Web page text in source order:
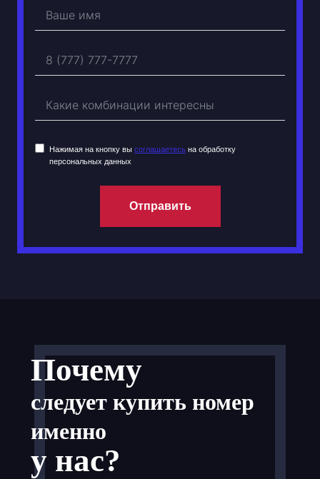
Нажимая на кнопку вы соглашаетесь на обработку
персональных данных
Отправить
Почему
следует купить номер
именно
у нас?